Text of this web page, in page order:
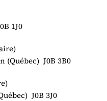
1J0
(Québec) J0B 3B0
J0B 3J0